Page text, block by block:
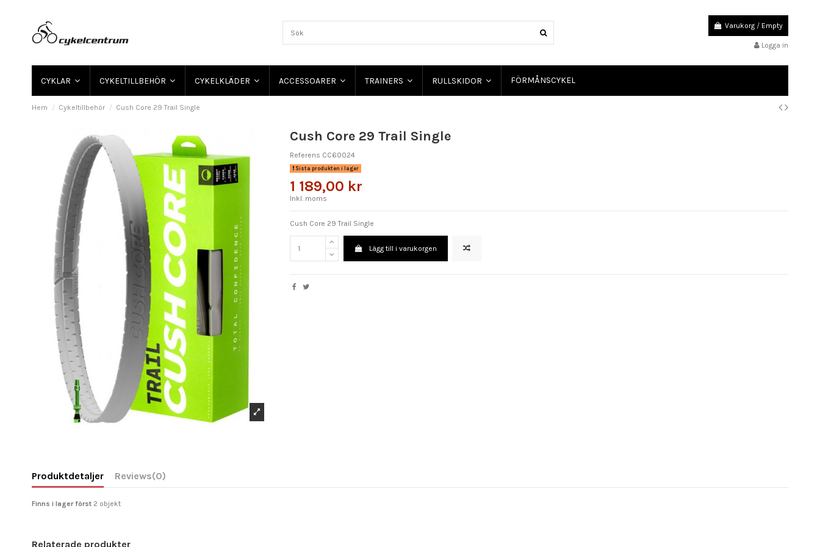
Varukorg / Empty
Logga in
CYKLAR CYKELTILLBEHÖR CYKELKLÄDER ACCESSOARER TRAINERS RULLSKIDOR FÖRMÅNSCYKEL
Hem Cykeltillbehör Cush Core 29 Trail Single
Cush Core 29 Trail Single
Referens CC60024
Sista produkten i lager
1 189,00 kr
Inkl. moms
Cush Core 29 Trail Single
Lägg till i varukorgen
Produktdetaljer Reviews(0)
Finns i lager först 2 objekt
Relaterade produkter